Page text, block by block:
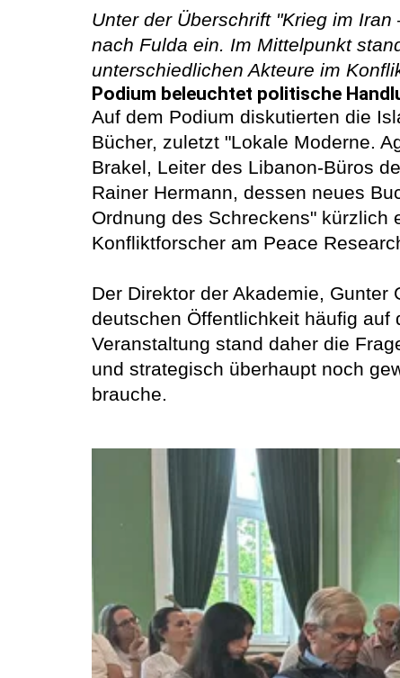
Unter der Überschrift "Krieg im
nach Fulda ein. Im Mittelpunkt
unterschiedlichen Akteure im
Podium beleuchtet politische
Auf dem Podium diskutierten die
Bücher, zuletzt "Lokale Moderne.
Brakel, Leiter des Libanon-Büros
Rainer Hermann, dessen neues
Ordnung des Schreckens" kürzlich
Konfliktforscher am Peace
Der Direktor der Akademie,
deutschen Öffentlichkeit häufig auf
Veranstaltung stand daher die
und strategisch überhaupt noch
brauche.